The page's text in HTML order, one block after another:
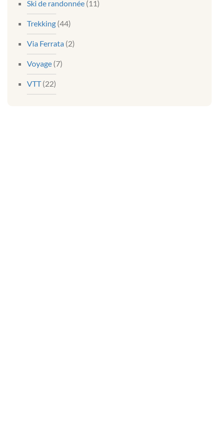
Ski de randonnée (11)
Trekking (44)
Via Ferrata (2)
Voyage (7)
VTT(22)